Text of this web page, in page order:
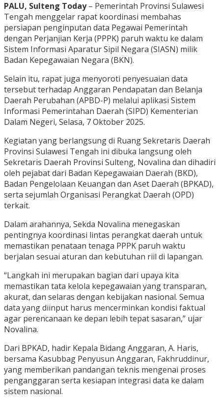
PALU, Sulteng Today– Pemerintah Provinsi Sulawesi
Tengah menggelar rapat koordinasi membahas
persiapan penginputan data Pegawai Pemerintah
dengan Perjanjian Kerja (PPPK) paruh waktu ke dalam
Sistem Informasi Aparatur Sipil Negara (SIASN) milik
Badan Kepegawaian Negara (BKN).
Selain itu, rapat juga menyoroti penyesuaian data
tersebut terhadap Anggaran Pendapatan dan Belanja
Daerah Perubahan (APBD-P) melalui aplikasi Sistem
Informasi Pemerintahan Daerah (SIPD) Kementerian
Dalam Negeri, Selasa, 7 Oktober 2025.
Kegiatan yang berlangsung di Ruang Sekretaris Daerah
Provinsi Sulawesi Tengah ini dibuka langsung oleh
Sekretaris Daerah Provinsi Sulteng, Novalina dan dihadiri
oleh pejabat dari Badan Kepegawaian Daerah (BKD),
Badan Pengelolaan Keuangan dan Aset Daerah (BPKAD),
serta sejumlah Organisasi Perangkat Daerah (OPD)
terkait.
Dalam arahannya, Sekda Novalina menegaskan
pentingnya koordinasi lintas perangkat daerah untuk
memastikan penataan tenaga PPPK paruh waktu
berjalan sesuai aturan dan kebutuhan riil di lapangan.
“Langkah ini merupakan bagian dari upaya kita
memastikan tata kelola kepegawaian yang transparan,
akurat, dan selaras dengan kebijakan nasional. Semua
data yang diinput harus mencerminkan kondisi faktual
agar perencanaan ke depan lebih tepat sasaran,” ujar
Novalina.
Dari BPKAD, hadir Kepala Bidang Anggaran, A. Haris,
bersama Kasubbag Penyusun Anggaran, Fakhruddinur,
yang memberikan pandangan teknis mengenai proses
penganggaran serta kesiapan integrasi data ke dalam
sistem nasional.